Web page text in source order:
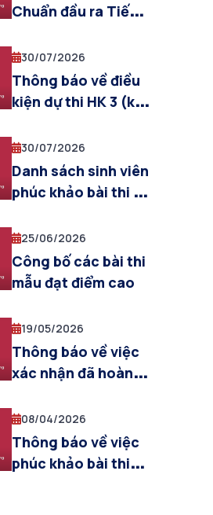
Chuẩn đầu ra Tiếng
đối với sinh viên đại
học – Cơ sở đào tạo
Phía Bắc
30/07/2026
Thông báo về điều
kiện dự thi HK 3 (kỳ
2026 đối với sinh
viên chưa hoàn
thành nghĩa vụ học
30/07/2026
Danh sách sinh viên
phúc khảo bài thi HK
2026
25/06/2026
Công bố các bài thi
mẫu đạt điểm cao
19/05/2026
Thông báo về việc
xác nhận đã hoàn
phí trước khi vào
phòng thi
08/04/2026
Thông báo về việc
phúc khảo bài thi